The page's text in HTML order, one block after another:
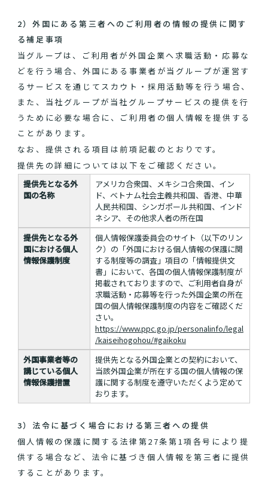
2）外国にある第三者へのご利用者の情報の提供に関す
る補足事項
当グループは、ご利用者が外国企業へ求職活動・応募な
どを行う場合、外国にある事業者が当グループが運営す
るサービスを通じてスカウト・採用活動等を行う場合、
また、当社グループが当社グループサービスの提供を行
うために必要な場合に、ご利用者の個人情報を提供する
ことがあります。
なお、提供される項目は前項記載のとおりです。
提供先の詳細については以下をご確認ください。
提供先となる外
国の名称
アメリカ合衆国、メキシコ合衆国、イン
ド、ベトナム社会主義共和国、香港、中華
人民共和国、シンガポール共和国、インド
ネシア、その他求人者の所在国
提供先となる外
国における個人
情報保護制度
個人情報保護委員会のサイト（以下のリン
ク）の「外国における個人情報の保護に関
する制度等の調査」項目の「情報提供文
書」において、各国の個人情報保護制度が
掲載されておりますので、ご利用者自身が
求職活動・応募等を行った外国企業の所在
国の個人情報保護制度の内容をご確認くだ
さい。
https://www.ppc.go.jp/personalinfo/legal
/kaiseihogohou/#gaikoku
外国事業者等の
講じている個人
情報保護措置
提供先となる外国企業との契約において、
当該外国企業が所在する国の個人情報の保
護に関する制度を遵守いただくよう定めて
おります。
3）法令に基づく場合における第三者への提供
個人情報の保護に関する法律第27条第1項各号により提
供する場合など、法令に基づき個人情報を第三者に提供
することがあります。